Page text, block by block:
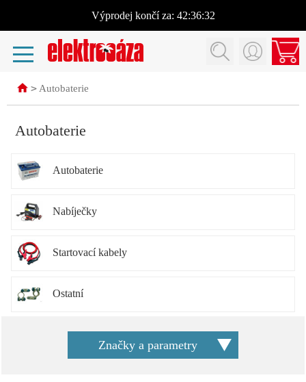
Výprodej končí za: 42:36:32
> Autobaterie
Autobaterie
Autobaterie
Nabíječky
Startovací kabely
Ostatní
Značky a parametry